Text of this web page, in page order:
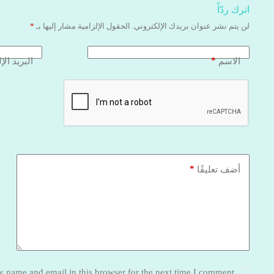
اترك ردّاً
لن يتم نشر عنوان بريدك الإلكتروني. الحقول الإلزامية مشار إليها بـ *
الاسم* البريد
أضف تعليقًا *